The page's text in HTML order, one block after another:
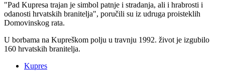
"Pad Kupresa trajan je simbol patnje i stradanja, ali i hrabrosti i
odanosti hrvatskih branitelja", poručili su iz udruga proisteklih
Domovinskog rata.
U borbama na Kupreškom polju u travnju 1992. život je izgubilo
160 hrvatskih branitelja.
Kupres